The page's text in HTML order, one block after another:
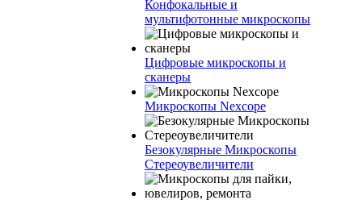
Конфокальные и
мультифотонные микроскопы
Цифровые микроскопы и
сканеры
Микроскопы Nexcope
Безокулярные Микроскопы
Стереоувеличители